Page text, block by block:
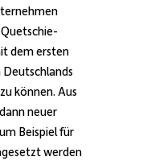
dem ersten
können. Aus
neuer
Beispiel für
werden